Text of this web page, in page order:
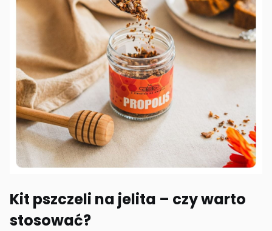
Kit pszczeli na jelita – czy warto
stosować?